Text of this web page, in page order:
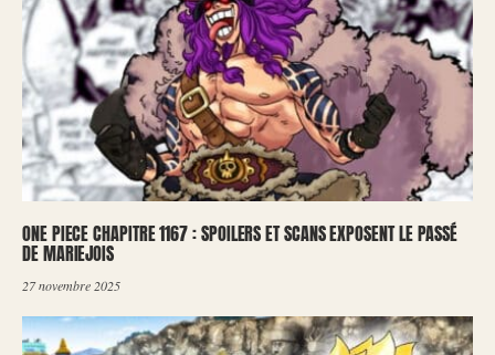
ONE PIECE CHAPITRE 1167 : SPOILERS ET SCANS EXPOSENT LE PASSÉ
DE MARIEJOIS
27 novembre 2025